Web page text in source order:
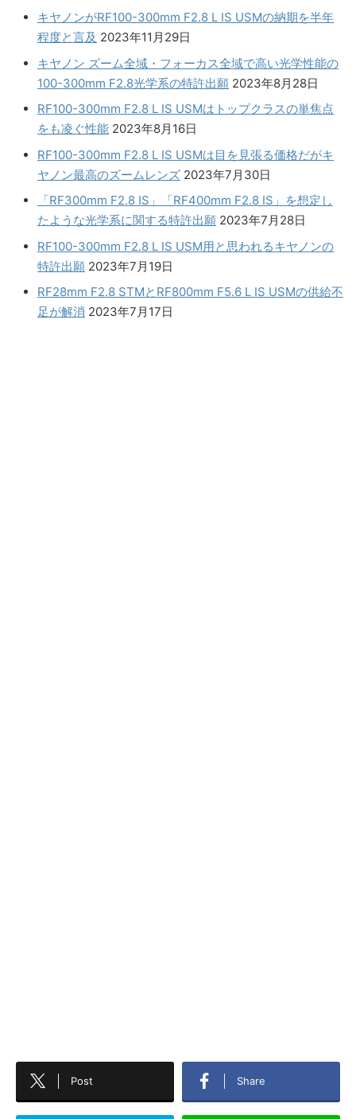
キヤノンがRF100-300mm F2.8 L IS USMの納期を半年
程度と言及 2023年11月29日
キヤノン ズーム全域・フォーカス全域で高い光学性能の
100-300mm F2.8光学系の特許出願 2023年8月28日
RF100-300mm F2.8 L IS USMはトップクラスの単焦点
をも凌ぐ性能 2023年8月16日
RF100-300mm F2.8 L IS USMは目を見張る価格だがキ
ヤノン最高のズームレンズ 2023年7月30日
「RF300mm F2.8 IS」「RF400mm F2.8 IS」を想定し
たような光学系に関する特許出願 2023年7月28日
RF100-300mm F2.8 L IS USM用と思われるキヤノンの
特許出願 2023年7月19日
RF28mm F2.8 STMとRF800mm F5.6 L IS USMの供給不
足が解消 2023年7月17日
Post Share